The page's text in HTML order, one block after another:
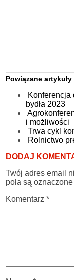
Powiązane artykuły
Konferencja
bydła 2023
i możliwości
Trwa cykl
Rolnictwo
DODAJ
Twój adres email
pola są oznaczone
Komentarz *